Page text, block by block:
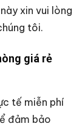
xin vui lòng
tôi.
giá rẻ
tế miễn phí
đảm bảo